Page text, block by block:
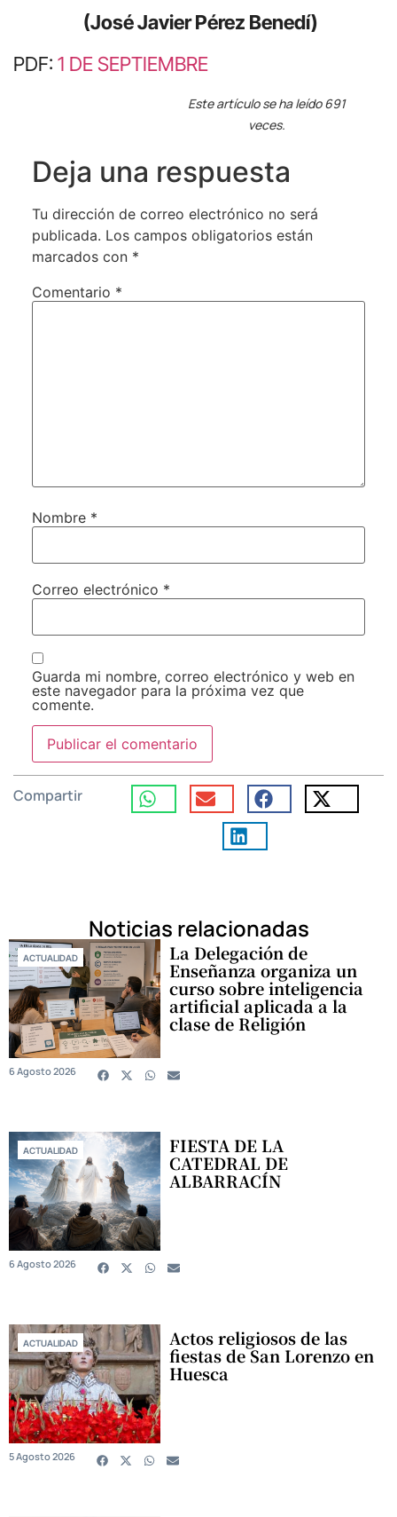
(José Javier Pérez Benedí)
PDF: 1 DE SEPTIEMBRE
Este artículo se ha leído 691
veces.
Deja una respuesta
Tu dirección de correo electrónico no será
publicada. Los campos obligatorios están
marcados con *
Comentario *
Nombre *
Correo electrónico *
Guarda mi nombre, correo electrónico y web en
este navegador para la próxima vez que
comente.
Compartir
Noticias relacionadas
ACTUALIDAD La Delegación de
Enseñanza organiza un
curso sobre inteligencia
artificial aplicada a la
clase de Religión
6 Agosto 2026
ACTUALIDAD FIESTA DE LA
CATEDRAL DE
ALBARRACÍN
6 Agosto 2026
ACTUALIDAD Actos religiosos de las
fiestas de San Lorenzo en
Huesca
5 Agosto 2026